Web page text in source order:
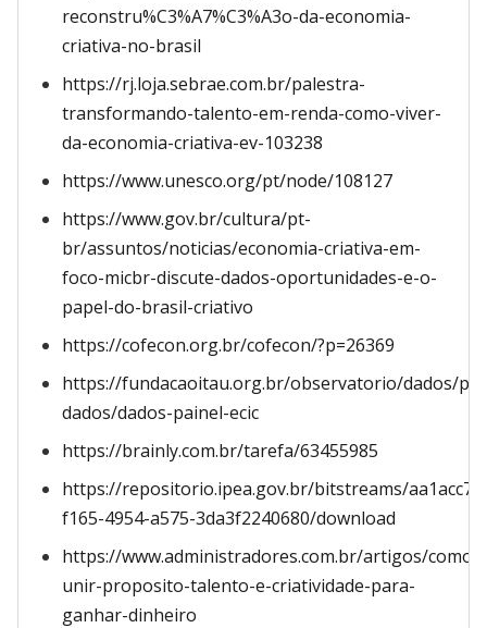
reconstru%C3%A7%C3%A3o-da-economia-
criativa-no-brasil
https://rj.loja.sebrae.com.br/palestra-
transformando-talento-em-renda-como-viver-
da-economia-criativa-ev-103238
https://www.unesco.org/pt/node/108127
https://www.gov.br/cultura/pt-
br/assuntos/noticias/economia-criativa-em-
foco-micbr-discute-dados-oportunidades-e-o-
papel-do-brasil-criativo
https://cofecon.org.br/cofecon/?p=26369
https://fundacaoitau.org.br/observatorio/dados/
dados/dados-painel-ecic
https://brainly.com.br/tarefa/63455985
https://repositorio.ipea.gov.br/bitstreams/
f165-4954-a575-3da3f2240680/download
https://www.administradores.com.br/artigos/como-
unir-proposito-talento-e-criatividade-para-
ganhar-dinheiro